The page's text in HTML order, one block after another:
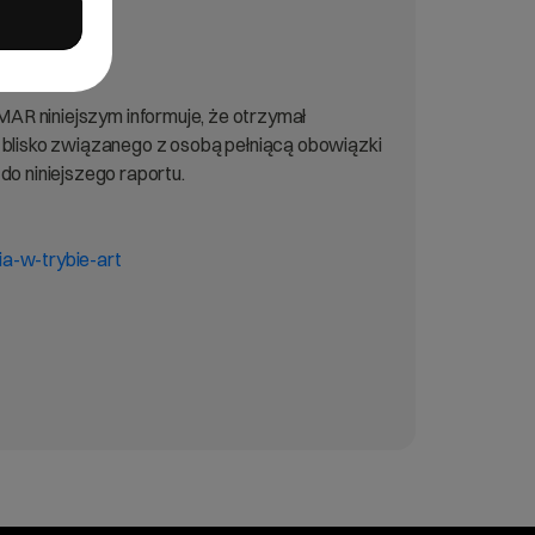
niniejszym informuje, że otrzymał
związanego z osobą pełniącą obowiązki
niniejszego raportu.
w-trybie-art